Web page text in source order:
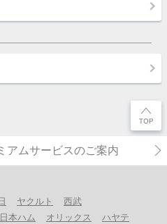
アムサービスのご案内
ヤクルト
西武
日本ハム オリックス
ハヤテ